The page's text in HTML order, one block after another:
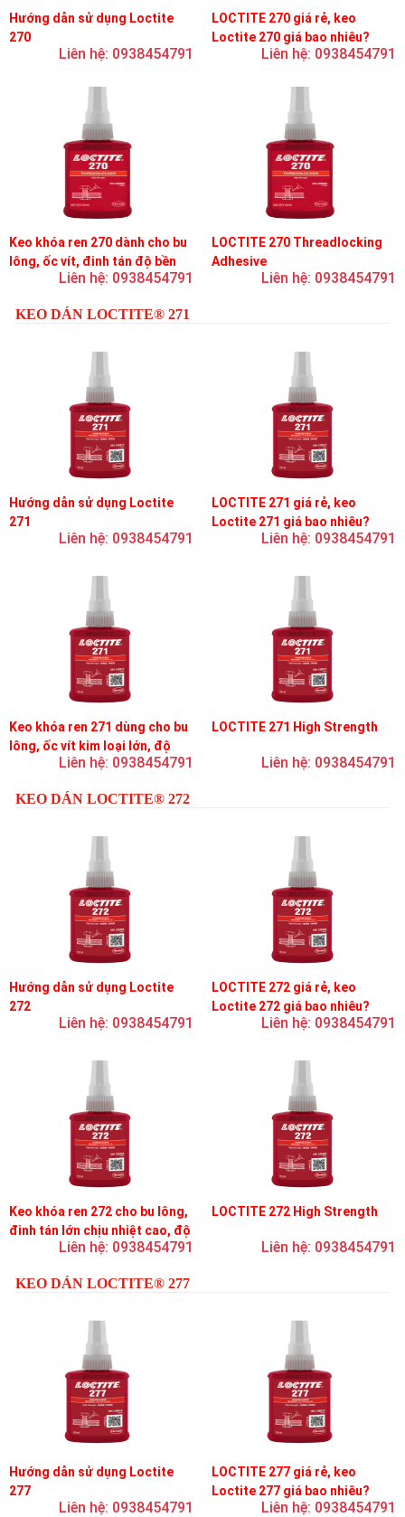
Hướng dẫn sử dụng Loctite
270
Liên hệ: 0938454791
LOCTITE 270 giá rẻ, keo
Loctite 270 giá bao nhiêu?
Liên hệ: 0938454791
Keo khóa ren 270 dành cho bu
lông, ốc vít, đinh tán độ bền
cao, khóa vĩnh viễn
Liên hệ: 0938454791
LOCTITE 270 Threadlocking
Adhesive
Liên hệ: 0938454791
KEO DÁN LOCTITE® 271
Hướng dẫn sử dụng Loctite
271
Liên hệ: 0938454791
LOCTITE 271 giá rẻ, keo
Loctite 271 giá bao nhiêu?
Liên hệ: 0938454791
Keo khóa ren 271 dùng cho bu
lông, ốc vít kim loại lớn, độ
nhớt thấp, độ bền cao
Liên hệ: 0938454791
LOCTITE 271 High Strength
Liên hệ: 0938454791
KEO DÁN LOCTITE® 272
Hướng dẫn sử dụng Loctite
272
Liên hệ: 0938454791
LOCTITE 272 giá rẻ, keo
Loctite 272 giá bao nhiêu?
Liên hệ: 0938454791
Keo khóa ren 272 cho bu lông,
đinh tán lớn chịu nhiệt cao, độ
bền cao, độ nhớt trung bình
Liên hệ: 0938454791
LOCTITE 272 High Strength
Liên hệ: 0938454791
KEO DÁN LOCTITE® 277
Hướng dẫn sử dụng Loctite
277
Liên hệ: 0938454791
LOCTITE 277 giá rẻ, keo
Loctite 277 giá bao nhiêu?
Liên hệ: 0938454791